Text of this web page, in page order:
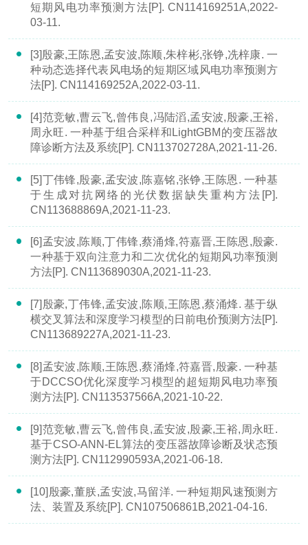
短期风电功率预测方法[P]. CN114169251A,2022-
03-11.
[3]殷豪,王陈恩,孟安波,陈顺,朱梓彬,张铮,冼梓康. 一
种动态选择代表风电场的短期区域风电功率预测方
法[P]. CN114169252A,2022-03-11.
[4]范竞敏,曹云飞,曾伟良,冯陆滔,孟安波,殷豪,王裕,
周永旺. 一种基于组合采样和LightGBM的变压器故
障诊断方法及系统[P]. CN113702728A,2021-11-26.
[5]丁伟锋,殷豪,孟安波,陈嘉铭,张铮,王陈恩. 一种基
于生成对抗网络的光伏数据缺失重构方法[P].
CN113688869A,2021-11-23.
[6]孟安波,陈顺,丁伟锋,蔡涌烽,符嘉晋,王陈恩,殷豪.
一种基于双向注意力和二次优化的短期风功率预测
方法[P]. CN113689030A,2021-11-23.
[7]殷豪,丁伟锋,孟安波,陈顺,王陈恩,蔡涌烽. 基于纵
横交叉算法和深度学习模型的日前电价预测方法[P].
CN113689227A,2021-11-23.
[8]孟安波,陈顺,王陈恩,蔡涌烽,符嘉晋,殷豪. 一种基
于DCCSO优化深度学习模型的超短期风电功率预
测方法[P]. CN113537566A,2021-10-22.
[9]范竞敏,曹云飞,曾伟良,孟安波,殷豪,王裕,周永旺.
基于CSO-ANN-EL算法的变压器故障诊断及状态预
测方法[P]. CN112990593A,2021-06-18.
[10]殷豪,董朕,孟安波,马留洋. 一种短期风速预测方
法、装置及系统[P]. CN107506861B,2021-04-16.